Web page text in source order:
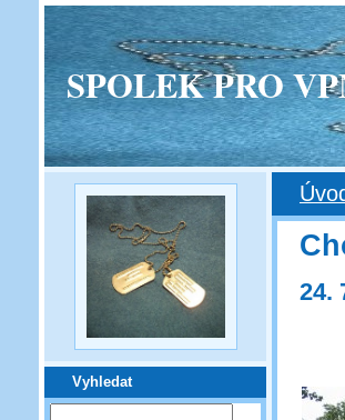
SPOLEK PRO
Vyhledat
24.